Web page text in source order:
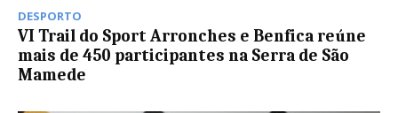
DESPORTO
VI Trail do Sport Arronches e Benfica reúne
mais de 450 participantes na Serra de São
Mamede